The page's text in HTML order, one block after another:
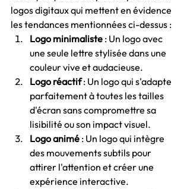
logos digitaux qui mettent en évidence
les tendances mentionnées ci-dessus :
Logo minimaliste : Un logo avec
une seule lettre stylisée dans une
couleur vive et audacieuse.
Logo réactif : Un logo qui s'adapte
parfaitement à toutes les tailles
d'écran sans compromettre sa
lisibilité ou son impact visuel.
Logo animé : Un logo qui intègre
des mouvements subtils pour
attirer l'attention et créer une
expérience interactive.